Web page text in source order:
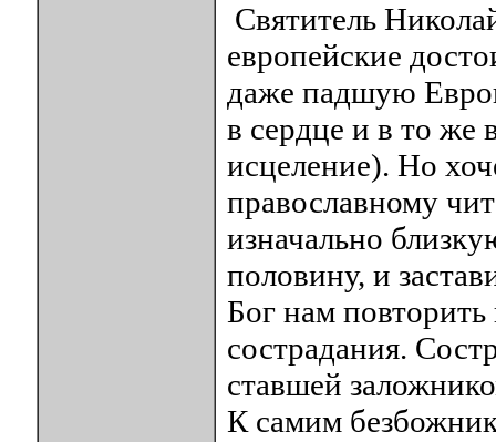
Святитель
европейские
даже падшую
в сердце и в то же
исцеление). Но
православному
изначально
половину, и
Бог нам
сострадания.
ставшей
К самим